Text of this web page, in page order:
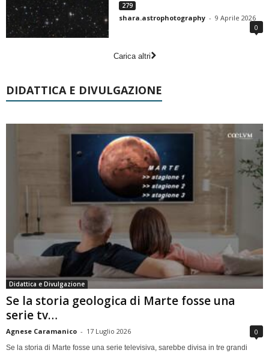
279
shara.astrophotography - 9 Aprile 2026
0
Carica altri
DIDATTICA E DIVULGAZIONE
Didattica e Divulgazione
Se la storia geologica di Marte fosse una
serie tv…
Agnese Caramanico - 17 Luglio 2026 0
Se la storia di Marte fosse una serie televisiva, sarebbe divisa in tre grandi